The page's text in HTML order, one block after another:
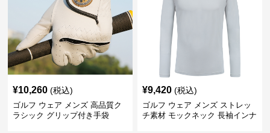
¥10,260 (税込)
ゴルフ ウェア メンズ 高品質ク
ラシック グリップ付き手袋
¥9,420 (税込)
ゴルフ ウェア メンズ ストレッ
チ素材 モックネック 長袖インナ